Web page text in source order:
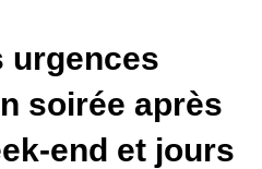
urgences
soirée après
end et jours